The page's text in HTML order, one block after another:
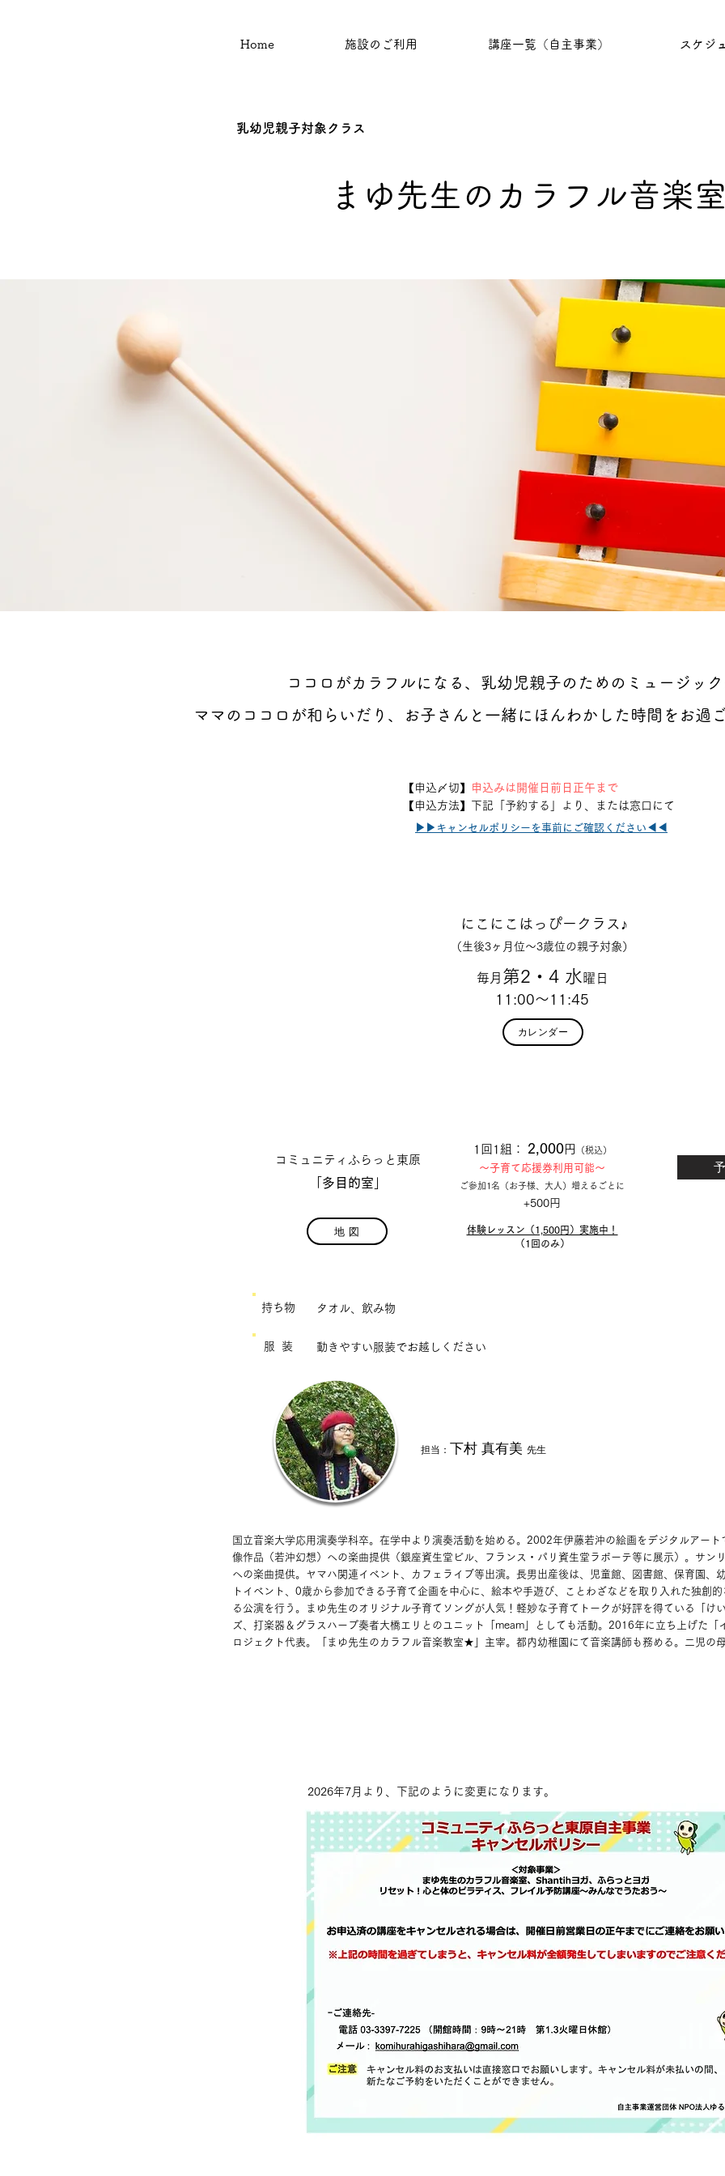
Home 施設のご利用 講座一覧（自主事業） スケジ
乳幼児親子対象クラス
まゆ先生のカラフル音楽
ココロがカラフルになる、乳幼児親子のためのミュージッ
ママのココロが和らいだり、お子さんと一緒にほんわかした時間をお過
【申込〆切】
申込みは開催日前日正午まで
【申込方法】下記「予約する」より、または窓口にて
▶︎▶︎キャンセルポリシーを事前にご確認ください◀︎◀︎
にこにこはっぴークラス♪
（生後3ヶ月位〜3歳位の親子対象）
毎月 第2 ・4 水 曜日
11:00〜11:45
カレンダー
​コミュニティふらっと東原
多目的室
地 図
1回1組： 2, 000円 （税込）
〜子育て応援券利用可能〜
ご参加1名（お子様、 大人）増えるごとに
+500円
​体験レッスン（1,500円）実施中！
​（1回のみ）
持ち物 タオル、飲み物
服 装 動きやすい服装でお越しください
​担当： 下村 真有美 先生
国立音楽大学応用演奏学科卒。在学中より演奏活動を始める。2002年伊藤若沖の絵画をデジタルアー
像作品（若沖幻想）への楽曲提供（銀座資生堂ビル、フランス・パリ資生堂ラボーテ等に展示）​。サン
への楽曲提供。ヤマハ関連イベント、カフェライブ等出演。長男出産後は、児童館、図書館、保育園、
トイベント、0歳から参加できる子育て企画を中心に、絵本や手遊び、ことわざなどを取り入れた独創
る公演を行う。まゆ先生のオリジナル子育てソングが人気！軽妙な子育てトークが好評を得ている「け
ズ、打楽器＆グラスハープ奏者大橋エリとのユニット「meam」としても活動。2016年に立ち上げた「
ロジェクト代表。「まゆ先生のカラフル音楽教室★」主宰。都内幼稚園にて音楽講師も務める。二児の母
2026年7月より、下記のように変更になります。